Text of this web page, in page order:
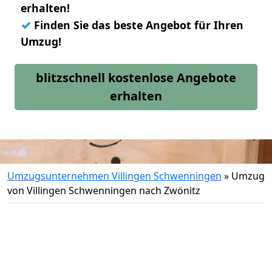
erhalten!
✓ Finden Sie das beste Angebot für Ihren
Umzug!
blitzschnell kostenlose Angebote
erhalten
Umzugsunternehmen Villingen Schwenningen » Umzug
von Villingen Schwenningen nach Zwönitz